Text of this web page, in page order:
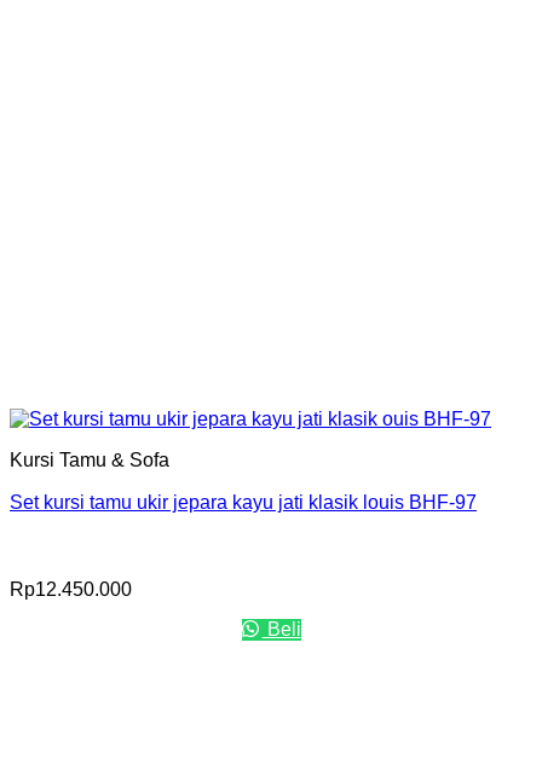
Kursi Tamu & Sofa
Set kursi tamu ukir jepara kayu jati klasik louis BHF-97
Rp12.450.000
Beli